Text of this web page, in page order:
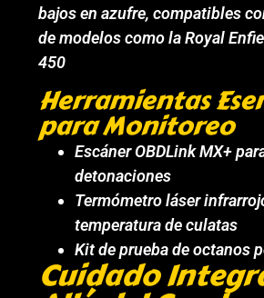
bajos en azufre, compatibles
de modelos como la Royal
450
Herramientas
para Monitoreo
Escáner OBDLink MX+
detonaciones
Termómetro láser
temperatura de culatas
Kit de prueba de octanos
Cuidado